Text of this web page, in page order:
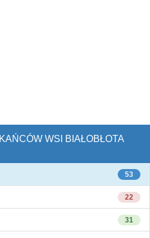
WSI BIAŁOBŁOTA
53
22
31